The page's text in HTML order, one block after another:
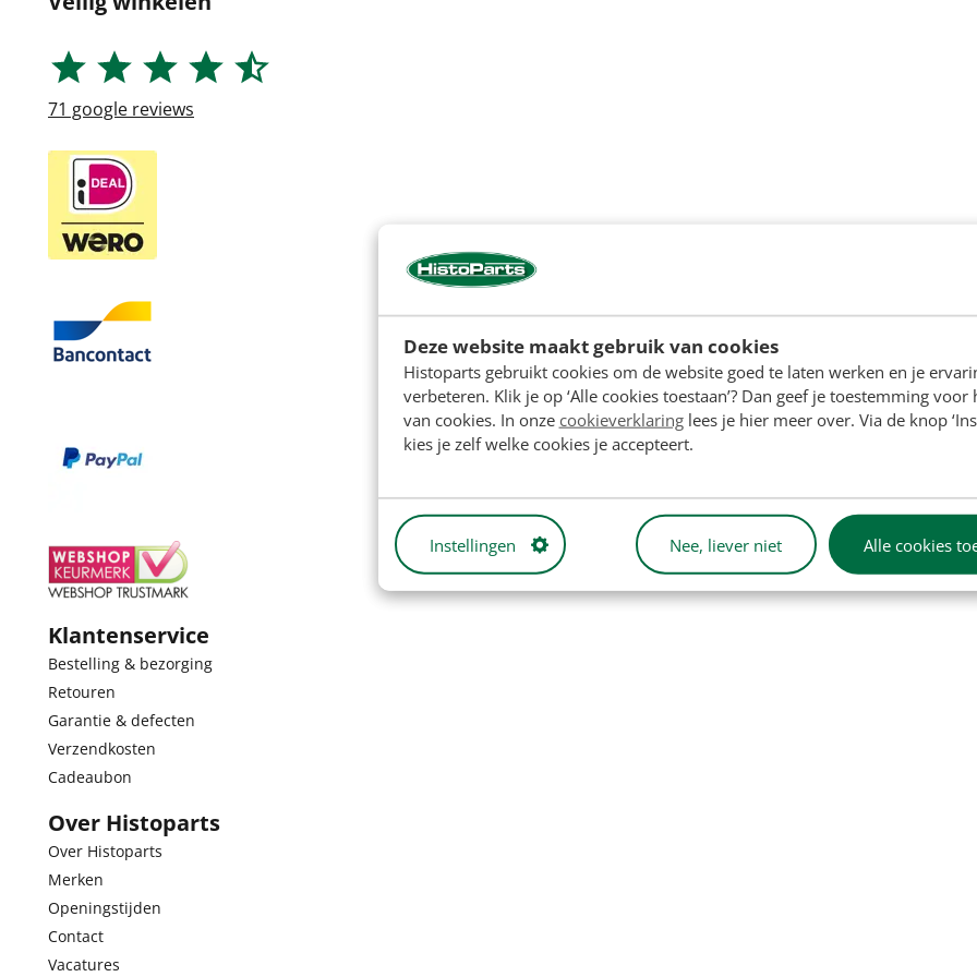
Deze website maakt gebruik van cookies
Histoparts gebruikt cookies om de website goed te laten werken en je
verbeteren. Klik je op ‘Alle cookies toestaan’? Dan geef je toestemming voor
van cookies. In onze cookieverklaringlees je hier meer over. Via de knop
kies je zelf welke cookies je accepteert.
Instellingen Nee, liever niet Alle cookies
71 google reviews
Klantenservice
Bestelling & bezorging
Retouren
Garantie & defecten
Verzendkosten
Cadeaubon
Over Histoparts
Over Histoparts
Merken
Openingstijden
Contact
Vacatures